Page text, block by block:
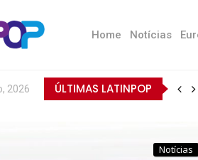
Home Notícias
2026 ÚLTIMAS LATINPOP
Notícias